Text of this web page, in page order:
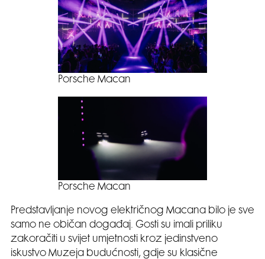
Porsche Macan
Porsche Macan
Predstavljanje novog električnog Macana bilo je sve
samo ne običan događaj. Gosti su imali priliku
zakoračiti u svijet umjetnosti kroz jedinstveno
iskustvo Muzeja budućnosti, gdje su klasične